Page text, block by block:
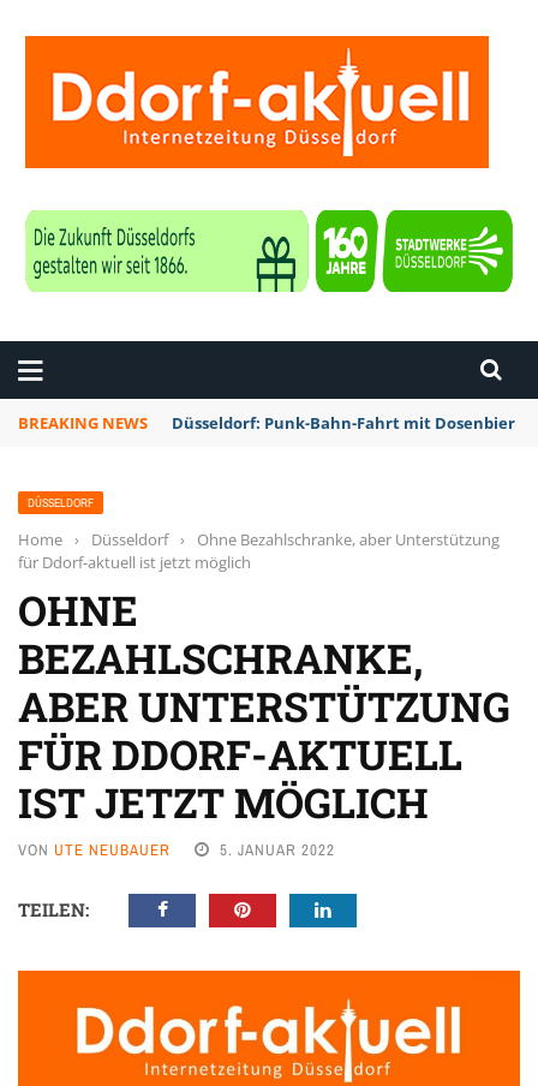
BREAKING NEWS Düsseldorf: Punk-Bahn-Fahrt mit Dosenbier
DÜSSELDORF
Home › Düsseldorf ›
Ohne Bezahlschranke, aber Unterstützung
für Ddorf-aktuell ist jetzt möglich
OHNE
BEZAHLSCHRANKE,
ABER UNTERSTÜTZUNG
FÜR DDORF-AKTUELL
IST JETZT MÖGLICH
VON UTE NEUBAUER 5. JANUAR 2022
TEILEN: